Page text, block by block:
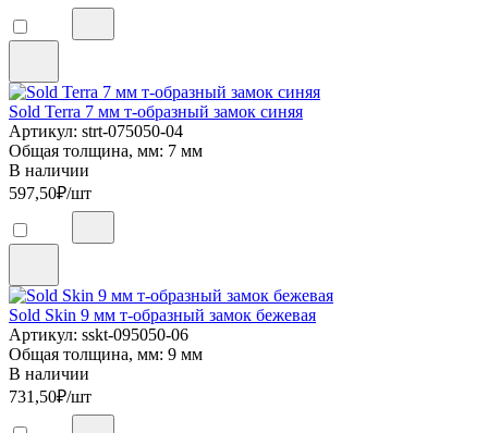
Sold Terra 7 мм т-образный замок синяя
Артикул: strt-075050-04
Общая толщина, мм: 7 мм
В наличии
597,50₽/шт
Sold Skin 9 мм т-образный замок бежевая
Артикул: sskt-095050-06
Общая толщина, мм: 9 мм
В наличии
731,50₽/шт